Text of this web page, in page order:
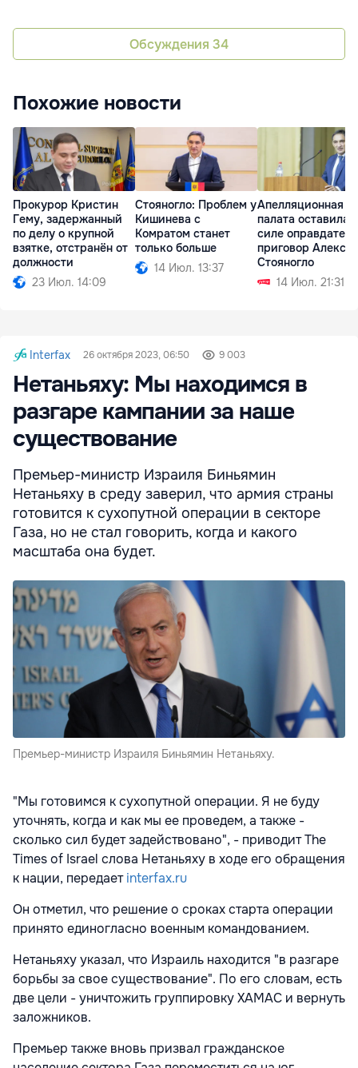
Обсуждения 34
Похожие новости
Прокурор Кристин
Гему, задержанный
по делу о крупной
взятке, отстранён от
должности
23 Июл. 14:09
Стояногло: Проблем у
Кишинева с
Комратом станет
только больше
14 Июл. 13:37
Апелляционная
палата оставила в
силе
приговор
Стояногло
14 Июл. 21:31
Interfax 26 октября 2023, 06:50 9 003
Нетаньяху: Мы находимся в
разгаре кампании за наше
существование
Премьер-министр Израиля Биньямин
Нетаньяху в среду заверил, что армия страны
готовится к сухопутной операции в секторе
Газа, но не стал говорить, когда и какого
масштаба она будет.
Премьер-министр Израиля Биньямин Нетаньяху.
"Мы готовимся к сухопутной операции. Я не буду
уточнять, когда и как мы ее проведем, а также -
сколько сил будет задействовано", - приводит The
Times of Israel слова Нетаньяху в ходе его обращения
к нации, передаетinterfax.ru
Он отметил, что решение о сроках старта операции
принято единогласно военным командованием.
Нетаньяху указал, что Израиль находится "в разгаре
борьбы за свое существование". По его словам, есть
две цели - уничтожить группировку ХАМАС и вернуть
заложников.
Премьер также вновь призвал гражданское